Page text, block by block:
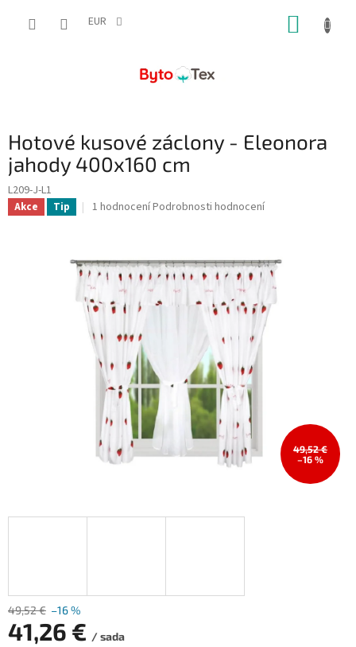
EUR
Hotové kusové záclony - Eleonora
jahody 400x160 cm
L209-J-L1
Akce Tip
Průměrné
5,0
5
hvězdiček.
1 hodnoceníPodrobnosti hodnocení
49,52 €
–16 %
49,52 € –16 %
41,26 € / sada